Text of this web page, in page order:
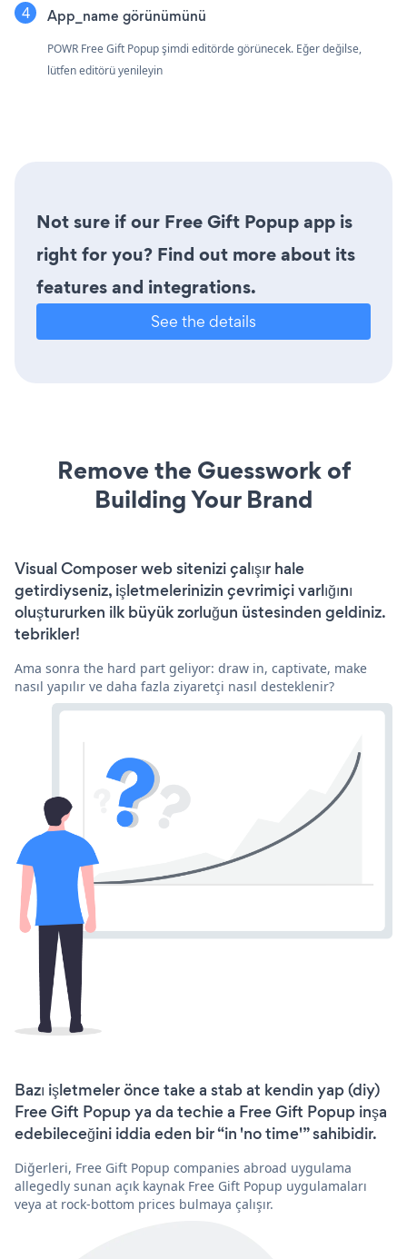
App_name görünümünü
POWR Free Gift Popup şimdi editörde görünecek. Eğer değilse,
lütfen editörü yenileyin
Not sure if our Free Gift Popup app is
right for you? Find out more about its
features and integrations.
See the details
Remove the Guesswork of
Building Your Brand
Visual Composer web sitenizi çalışır hale
getirdiyseniz, işletmelerinizin çevrimiçi varlığını
oluştururken ilk büyük zorluğun üstesinden geldiniz.
tebrikler!
Ama sonra the hard part geliyor: draw in, captivate, make
nasıl yapılır ve daha fazla ziyaretçi nasıl desteklenir?
Bazı işletmeler önce take a stab at kendin yap (diy)
Free Gift Popup ya da techie a Free Gift Popup inşa
edebileceğini iddia eden bir “in 'no time'” sahibidir.
Diğerleri, Free Gift Popup companies abroad uygulama
allegedly sunan açık kaynak Free Gift Popup uygulamaları
veya at rock-bottom prices bulmaya çalışır.